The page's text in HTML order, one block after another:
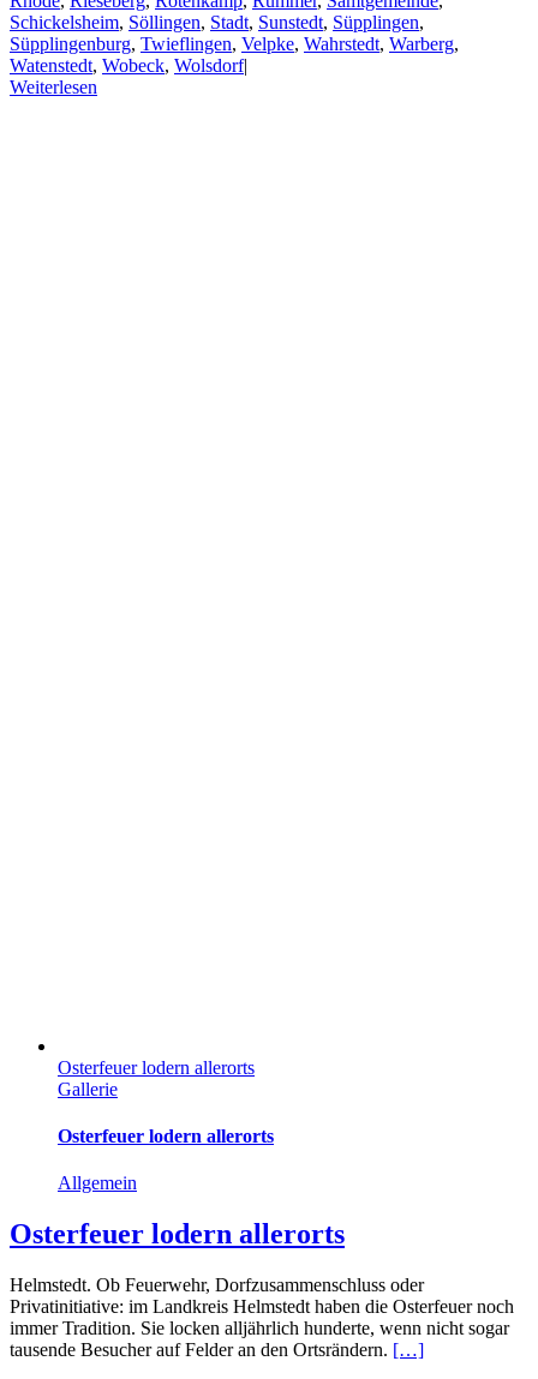
Schickelsheim, Söllingen, Stadt, Sunstedt, Süpplingen,
Süpplingenburg, Twieflingen, Velpke, Wahrstedt, Warberg,
Watenstedt, Wobeck, Wolsdorf|
Weiterlesen
Osterfeuer lodern allerorts
Gallerie
Osterfeuer lodern allerorts
Allgemein
Osterfeuer lodern allerorts
Helmstedt. Ob Feuerwehr, Dorfzusammenschluss oder
Privatinitiative: im Landkreis Helmstedt haben die Osterfeuer noch
immer Tradition. Sie locken alljährlich hunderte, wenn nicht sogar
tausende Besucher auf Felder an den Ortsrändern. […]